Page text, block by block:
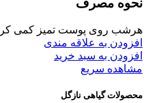
هرشب روی پوست تمیز کمی کرم نقره نازگل بزنید بعد از
افزودن به علاقه مندی
افزودن به سبد خرید
مشاهده سریع
محصولات گیاهی نازگل